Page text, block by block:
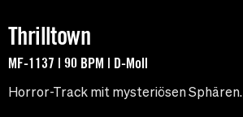
Thrilltown
MF-1137 | 90 BPM | D-Moll
Horror-Track mit mysteriösen Sphären.